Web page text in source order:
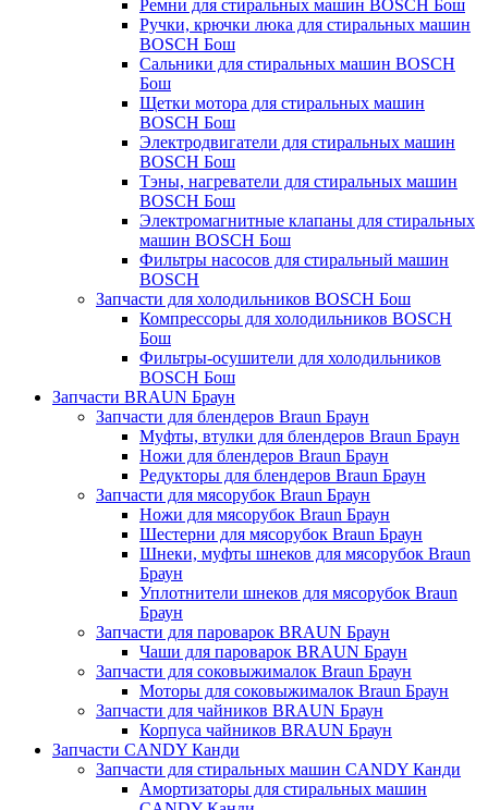
Ремни для стиральных машин BOSCH Бош
Ручки, крючки люка для стиральных машин
BOSCH Бош
Сальники для стиральных машин BOSCH
Бош
Щетки мотора для стиральных машин
BOSCH Бош
Электродвигатели для стиральных машин
BOSCH Бош
Тэны, нагреватели для стиральных машин
BOSCH Бош
Электромагнитные клапаны для стиральных
машин BOSCH Бош
Фильтры насосов для стиральный машин
BOSCH
Запчасти для холодильников BOSCH Бош
Компрессоры для холодильников BOSCH
Бош
Фильтры-осушители для холодильников
BOSCH Бош
Запчасти BRAUN Браун
Запчасти для блендеров Braun Браун
Муфты, втулки для блендеров Braun Браун
Ножи для блендеров Braun Браун
Редукторы для блендеров Braun Браун
Запчасти для мясорубок Braun Браун
Ножи для мясорубок Braun Браун
Шестерни для мясорубок Braun Браун
Шнеки, муфты шнеков для мясорубок Braun
Браун
Уплотнители шнеков для мясорубок Braun
Браун
Запчасти для пароварок BRAUN Браун
Чаши для пароварок BRAUN Браун
Запчасти для соковыжималок Braun Браун
Моторы для соковыжималок Braun Браун
Запчасти для чайников BRAUN Браун
Корпуса чайников BRAUN Браун
Запчасти CANDY Канди
Запчасти для стиральных машин CANDY Канди
Амортизаторы для стиральных машин